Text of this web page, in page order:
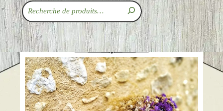
Recherche